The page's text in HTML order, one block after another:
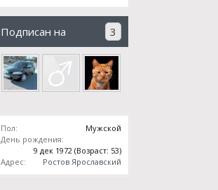
Подписан на 3
Пол:
Мужской
День рождения:
9 дек 1972 (Возраст: 53)
Адрес:
Ростов Ярославский